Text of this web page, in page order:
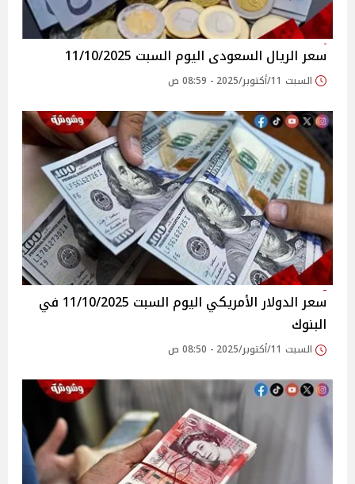
سعر الريال السعودى اليوم السبت 11/10/2025
السبت 11/أكتوبر/2025 - 08:59 ص
سعر الدولار الأمريكي اليوم السبت 11/10/2025 في
البنوك
السبت 11/أكتوبر/2025 - 08:50 ص